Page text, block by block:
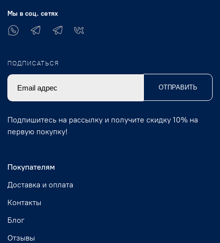
Покупателям
Доставка и оплата
Контакты
Блог
Отзывы
Мы в соц. сетях
ПОДПИСАТЬСЯ
ОТПРАВИТЬ
Подпишитесь на рассылку и получите скидку 10% на
первую покупку!